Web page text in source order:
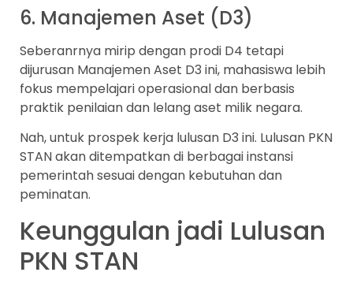
6. Manajemen Aset (D3)
Seberanrnya mirip dengan prodi D4 tetapi
dijurusan Manajemen Aset D3 ini, mahasiswa lebih
fokus mempelajari operasional dan berbasis
praktik penilaian dan lelang aset milik negara.
Nah, untuk prospek kerja lulusan D3 ini. Lulusan PKN
STAN akan ditempatkan di berbagai instansi
pemerintah sesuai dengan kebutuhan dan
peminatan.
Keunggulan jadi Lulusan
PKN STAN